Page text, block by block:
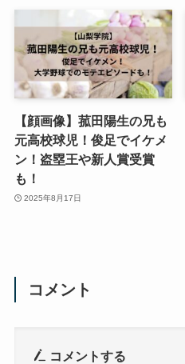
【顔画像】菰田陽生の兄も
元高校球児！俊足でイケメ
ン！盗塁王や新人賞受賞
も！
2025年8月17日
コメント
コメントする